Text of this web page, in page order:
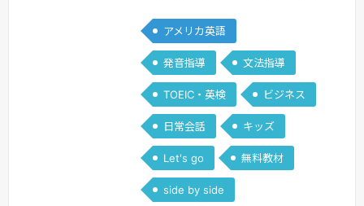
応可能。長い指導経験からどんな生徒さ
んにも喜ばれる指導術を持っています。
上手な指導は経験から養われると言われ
ています。是非一度お試し下さい続き
を見る »
アメリカ英語
発音指導 文法指導
TOEIC・英検 ビジネス
日常会話 キッズ
Let's go 無料教材
side by side